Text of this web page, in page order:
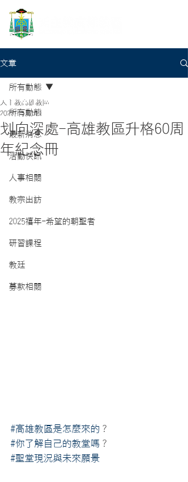
文章
所有動態
最新消息
活動快訊
人事相關
教宗出訪
2025禧年-希望的朝聖者
研習課程
教廷
募款相關
所有動態
划向深處-高雄教區升格60周
年紀念冊
天主教高雄教區
2022年5月5日
#高雄教區是怎麼來的 ？
#你了解自己的教堂嗎 ？
#聖堂現況與未來願景